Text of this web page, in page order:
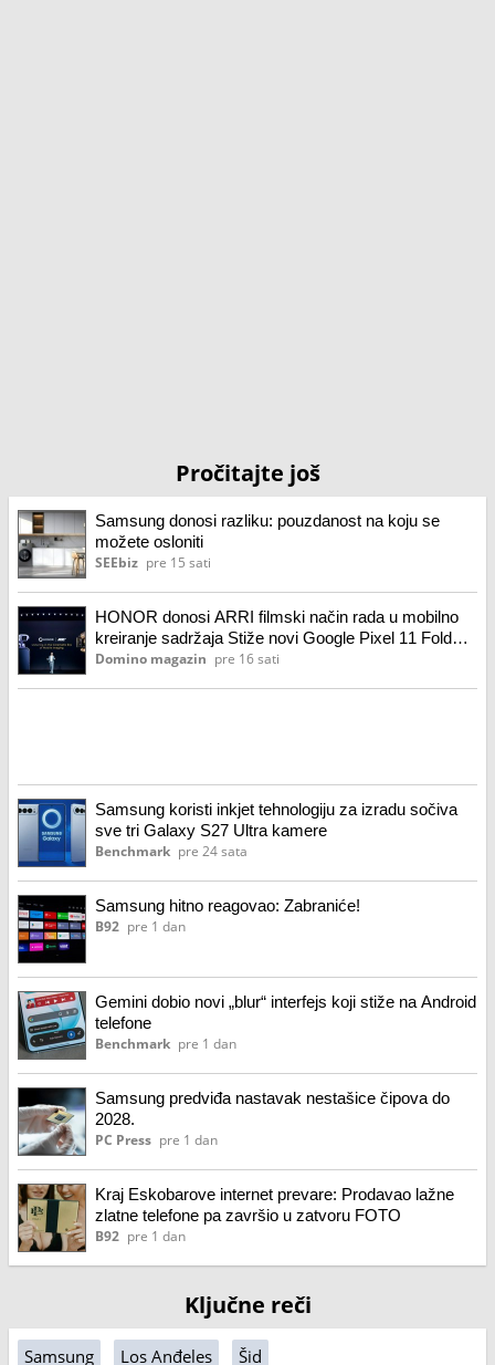
Pročitajte još
Samsung donosi razliku: pouzdanost na koju se
možete osloniti
SEEbiz pre 15 sati
HONOR donosi ARRI filmski način rada u mobilno
kreiranje sadržaja Stiže novi Google Pixel 11 Fold
Slušalice koje razmišljaju: Upoznajte soundcore
Domino magazin pre 16 sati
Samsung koristi inkjet tehnologiju za izradu sočiva
sve tri Galaxy S27 Ultra kamere
Benchmark pre 24 sata
Samsung hitno reagovao: Zabraniće!
B92 pre 1 dan
Gemini dobio novi „blur“ interfejs koji stiže na Android
telefone
Benchmark pre 1 dan
Samsung predviđa nastavak nestašice čipova do
2028.
PC Press pre 1 dan
Kraj Eskobarove internet prevare: Prodavao lažne
zlatne telefone pa završio u zatvoru FOTO
B92 pre 1 dan
Ključne reči
Samsung Los Anđeles Šid